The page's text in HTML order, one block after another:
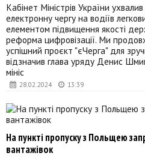
28.02.2024 13:39
Кабінет Міністрів України
електронну чергу на водіїв
елементом підвищення якості
реформа цифровізації. Ми
успішний проєкт "єЧерга" для
відзначив глава уряду Денис
мініс
На пункті пропуску з Польщею
вантажівок